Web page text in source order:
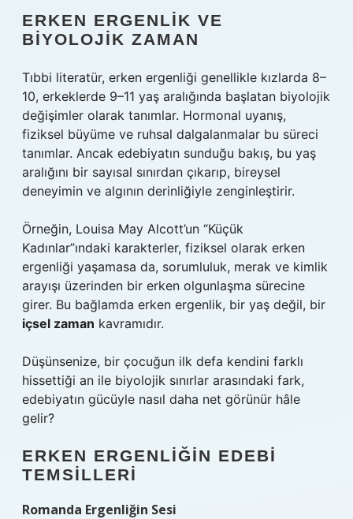
ERKEN ERGENLIK VE
BIYOLOJIK ZAMAN
Tıbbi literatür, erken ergenliği genellikle kızlarda 8–
10, erkeklerde 9–11 yaş aralığında başlatan biyolojik
değişimler olarak tanımlar. Hormonal uyanış,
fiziksel büyüme ve ruhsal dalgalanmalar bu süreci
tanımlar. Ancak edebiyatın sunduğu bakış, bu yaş
aralığını bir sayısal sınırdan çıkarıp, bireysel
deneyimin ve algının derinliğiyle zenginleştirir.
Örneğin, Louisa May Alcott’un “Küçük
Kadınlar”ındaki karakterler, fiziksel olarak erken
ergenliği yaşamasa da, sorumluluk, merak ve kimlik
arayışı üzerinden bir erken olgunlaşma sürecine
girer. Bu bağlamda erken ergenlik, bir yaş değil, bir
içsel zaman kavramıdır.
Düşünsenize, bir çocuğun ilk defa kendini farklı
hissettiği an ile biyolojik sınırlar arasındaki fark,
edebiyatın gücüyle nasıl daha net görünür hâle
gelir?
ERKEN ERGENLIĞIN EDEBI
TEMSILLERI
Romanda Ergenliğin Sesi